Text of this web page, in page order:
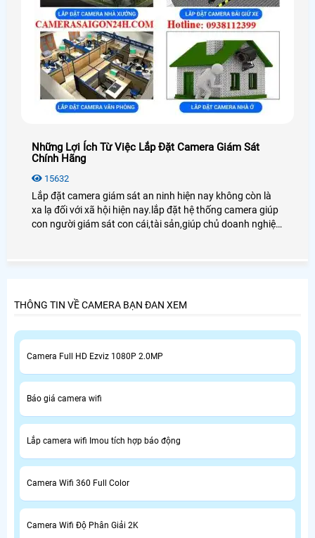
Những Lợi Ích Từ Việc Lắp Đặt Camera Giám Sát
Chính Hãng
15632
Lắp đặt camera giám sát an ninh hiện nay không còn là
xa lạ đối với xã hội hiện nay.lắp đặt hệ thống camera giúp
con người giám sát con cái,tài sản,giúp chủ doanh nghiệp
THÔNG TIN VỀ CAMERA BẠN ĐAN XEM
Camera Full HD Ezviz 1080P 2.0MP
Báo giá camera wifi
Lắp camera wifi Imou tích hợp báo động
Camera Wifi 360 Full Color
Camera Wifi Độ Phân Giải 2K